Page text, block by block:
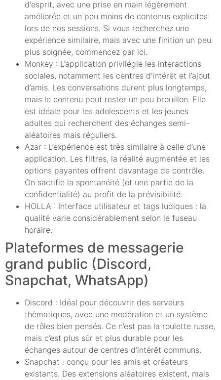
d'esprit, avec une prise en main légèrement
améliorée et un peu moins de contenus explicites
lors de nos sessions. Si vous recherchez une
expérience similaire, mais avec une finition un peu
plus soignée, commencez par ici.
Monkey : L’application privilégie les interactions
sociales, notamment les centres d’intérêt et l’ajout
d’amis. Les conversations durent plus longtemps,
mais le contenu peut rester un peu brouillon. Elle
est idéale pour les adolescents et les jeunes
adultes qui recherchent des échanges semi-
aléatoires mais réguliers.
Azar : L’expérience est très similaire à celle d’une
application. Les filtres, la réalité augmentée et les
options payantes offrent davantage de contrôle.
On sacrifie la spontanéité (et une partie de la
confidentialité) au profit de la prévisibilité.
HOLLA : Interface utilisateur et tags ludiques : la
qualité varie considérablement selon le fuseau
horaire.
Plateformes de messagerie
grand public (Discord,
Snapchat, WhatsApp)
Discord : Idéal pour découvrir des serveurs
thématiques, avec une modération et un système
de rôles bien pensés. Ce n’est pas la roulette russe,
mais c’est plus sûr et plus durable pour les
échanges autour de centres d’intérêt communs.
Snapchat : conçu pour les amis et créateurs
existants. Des extensions aléatoires existent, mais